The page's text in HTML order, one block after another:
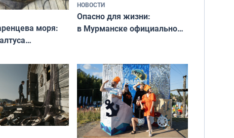
моря:
НОВОСТИ
Опасно для жизни:
в Мурманске официально